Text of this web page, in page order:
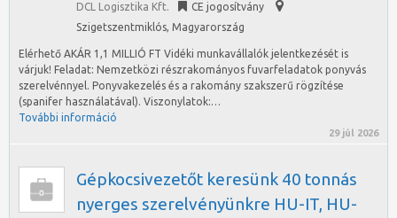
DCL Logisztika Kft.
CE jogosítvány
Szigetszentmiklós, Magyarország
Elérhető AKÁR 1,1 MILLIÓ FT Vidéki munkavállalók jelentkezését is
várjuk! Feladat: Nemzetközi részrakományos fuvarfeladatok ponyvás
szerelvénnyel. Ponyvakezelés és a rakomány szakszerű rögzítése
(spanifer használatával). Viszonylatok:…
További információ
29 júl 2026
Gépkocsivezetőt keresünk 40 tonnás
nyerges szerelvényünkre HU-IT, HU-